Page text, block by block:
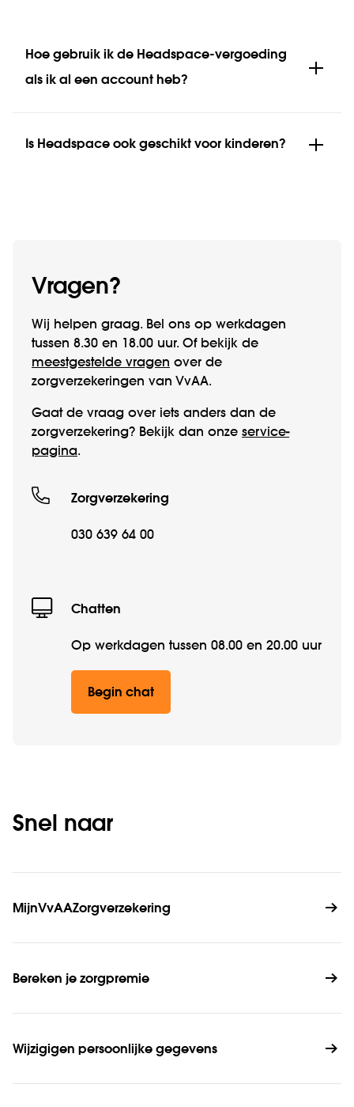
Hoe gebruik ik de Headspace-vergoeding
als ik al een account heb?
Is Headspace ook geschikt voor kinderen?
Vragen?
Wij helpen graag. Bel ons op werk­­dagen
tussen 8.30 en 18.00 uur. Of bekijk de
meestgestelde vragen over de
zorgverzekeringen van VvAA.
Gaat de vraag over iets anders dan de
zorgverzekering? Bekijk dan onze service­
pagina.
Zorgverzekering
030 639 64 00
Chatten
Op werkdagen tussen 08.00 en 20.00 uur
Begin chat
Snel naar
MijnVvAAZorgverzekering
Bereken je zorgpremie
Wijzigigen persoonlijke gegevens